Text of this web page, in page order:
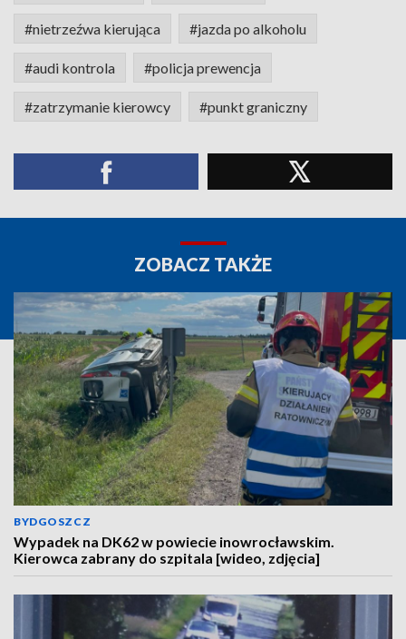
#nietrzeźwa kierująca #jazda po alkoholu
#audi kontrola #policja prewencja
#zatrzymanie kierowcy #punkt graniczny
ZOBACZ TAKŻE
BYDGOSZCZ
Wypadek na DK62 w powiecie inowrocławskim.
Kierowca zabrany do szpitala [wideo, zdjęcia]